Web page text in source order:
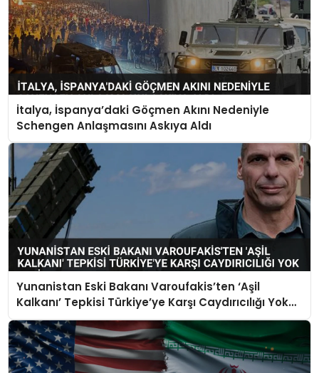
İtalya, İspanya’daki Göçmen Akını Nedeniyle
Schengen Anlaşmasını Askıya Aldı
Yunanistan Eski Bakanı Varoufakis’ten ‘Aşil
Kalkanı’ Tepkisi Türkiye’ye Karşı Caydırıcılığı Yok
Dedi